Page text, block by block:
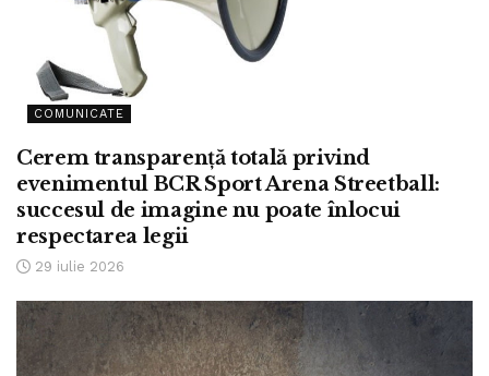
COMUNICATE
Cerem transparență totală privind
evenimentul BCR Sport Arena Streetball:
succesul de imagine nu poate înlocui
respectarea legii
29 iulie 2026